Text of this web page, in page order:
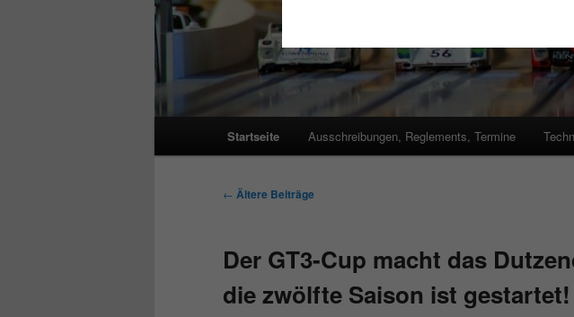
Startseite Ausschreibungen, Reglements, Termine
Beitragsnavigation
← Ältere Beiträge
Der GT3-Cup macht das
die zwölfte Saison ist gestartet!